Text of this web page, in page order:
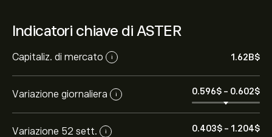
Indicatori chiave di ASTER
Capitaliz. di mercato i 1.62B‎$‎
Variazione giornaliera i 0.596‎$‎ - 0.602‎$‎
Variazione 52 sett. i 0.403‎$‎ - 1.204‎$‎